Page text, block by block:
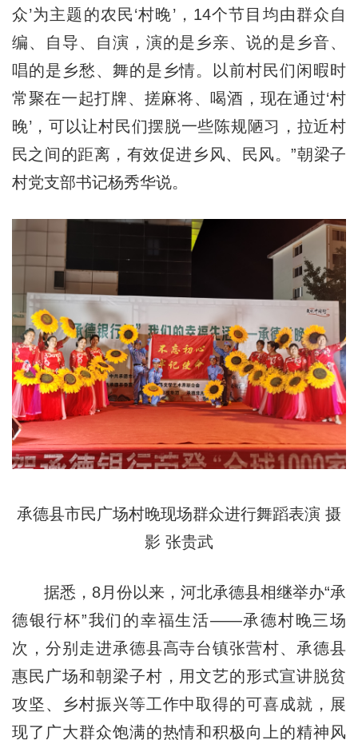
众’为主题的农民‘村晚’，14个节目均由群众自
编、自导、自演，演的是乡亲、说的是乡音、
唱的是乡愁、舞的是乡情。以前村民们闲暇时
常聚在一起打牌、搓麻将、喝酒，现在通过‘村
晚’，可以让村民们摆脱一些陈规陋习，拉近村
民之间的距离，有效促进乡风、民风。”朝梁子
村党支部书记杨秀华说。
承德县市民广场村晚现场群众进行舞蹈表演 摄
影 张贵武
据悉，8月份以来，河北承德县相继举办“承
德银行杯”我们的幸福生活——承德村晚三场
次，分别走进承德县高寺台镇张营村、承德县
惠民广场和朝梁子村，用文艺的形式宣讲脱贫
攻坚、乡村振兴等工作中取得的可喜成就，展
现了广大群众饱满的热情和积极向上的精神风